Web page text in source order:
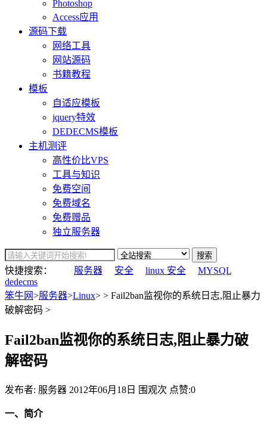
Photoshop
Access应用
源码下载
网络工具
网站源码
书籍教程
模板
自适应模板
jquery特效
DEDECMS模板
主机测评
高性价比VPS
工具与知识
免费空间
免费域名
免费赠品
独立服务器
搜索
快捷搜索： 服务器 安全 linux 安全
MYSQL
dedecms
笨牛网>服务器>Linux> > Fail2ban监视你的系统日志,阻止暴力
破解密码 >
Fail2ban监视你的系统日志,阻止暴力破
解密码
发布者: 服务器 2012年06月18日 围观次 点赞:0
一、简介